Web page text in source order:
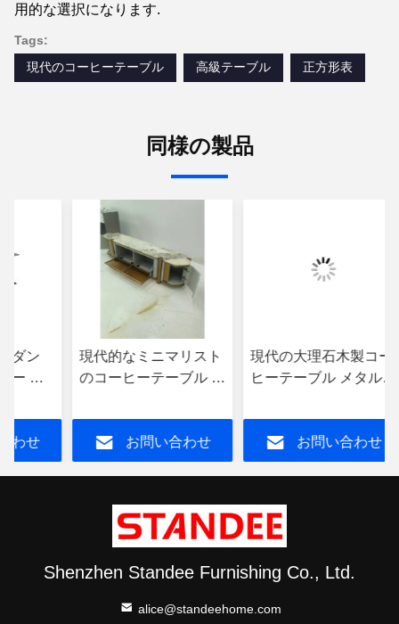
用的な選択になります.
Tags:
現代のコーヒーテーブル
高級テーブル 正方形表
同様の製品
ン
カ
せ
現代的なミニマリスト
のコーヒーテーブル マ
家用ホテル用
お問い合わせ
現代の大理石木製コー
ヒーテーブル メタルア
60cm X 45cm
お問い合わせ
Shenzhen Standee Furnishing Co., Ltd.
alice@standeehome.com